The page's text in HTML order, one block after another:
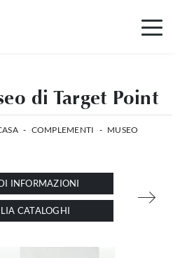
di Target Point
- COMPLEMENTI - MUSEO
INFORMAZIONI
CATALOGHI